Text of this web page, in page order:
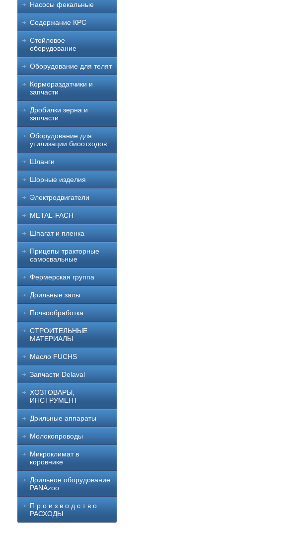
Насосы фекальные
Содержание КРС
Стойловое
оборудование
Оборудование для телят
Кормораздатчики и
запчасти
Дробилки зерна и
запчасти
Оборудование для
утилизации биоотходов
Шланги
Шорные изделия
Электродвигатели
METAL-FACH
Шпагат и пленка
Прицепы тракторные
самосвальные
Фермерская группа
Доильные залы
Почвообработка
СТРОИТЕЛЬНЫЕ
МАТЕРИАЛЫ
Масло FUCHS
Запчасти Delaval
ХОЗТОВАРЫ,
ИНСТРУМЕНТ
Доильные аппараты
Молокопроводы
Микроклимат в
коровнике
Доильное оборудование
PANAzoo
П р о и з в о д с т в о
РАСХОДЫ